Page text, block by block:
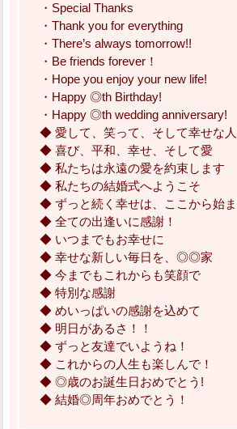
・Special Thanks
・Thank you for everything
・There’s always tomorrow!!
・Be friends forever！
・Hope you enjoy your new life!
・Happy ◎th Birthday!
・Happy ◎th wedding anniversary!
◆ 愛して、笑って、そして幸せな人
◆ 喜び、平和、幸せ、そして愛
◆ 私たちは永遠の愛を約束します
◆ 私たちの結婚式へようこそ
◆ ずっと続く幸せは、ここから始ま
◆ 全ての出逢いに感謝！
◆ いつまでもお幸せに
◆ 幸せな新しい毎日を、◎◎家
◆ 今までもこれからも笑顔で
◆ 特別な感謝
◆ めいっぱいの感謝を込めて
◆ 明日があるさ！！
◆ ずっと友達でいようね！
◆ これからの人生も楽しんで！
◆ ◎歳のお誕生日おめでとう!
◆ 結婚◎周年おめでとう！